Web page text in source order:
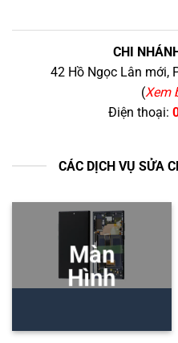
CHI
42 Hồ Ngọc Lân mới,
(Xem
Điện thoại:
CÁC DỊCH VỤ SỬA
Màn
Hình